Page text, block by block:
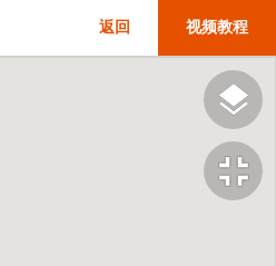
视频教程
返回
fullscreen_exit